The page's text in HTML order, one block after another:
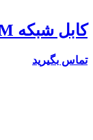
کابل شبکه IFORTECH CAT6 IF-5M
تماس بگیرید